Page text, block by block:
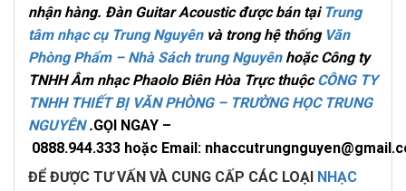
nhận hàng. Đàn Guitar Acoustic được bán tại Trung
tâm nhạc cụ Trung Nguyênvà trong hệ thống Văn
Phòng Phẩm – Nhà Sách trung Nguyênhoặc Công ty
TNHH Âm nhạc Phaolo Biên Hòa Trực thuộcCÔNG TY
TNHH THIẾT BỊ VĂN PHÒNG – TRƯỜNG HỌC TRUNG
NGUYÊN.GỌI NGAY –
0888.944.333 hoặc Email:
ĐỂ ĐƯỢC TƯ VẤN VÀ CUNG CẤP CÁC LOẠI NHẠC